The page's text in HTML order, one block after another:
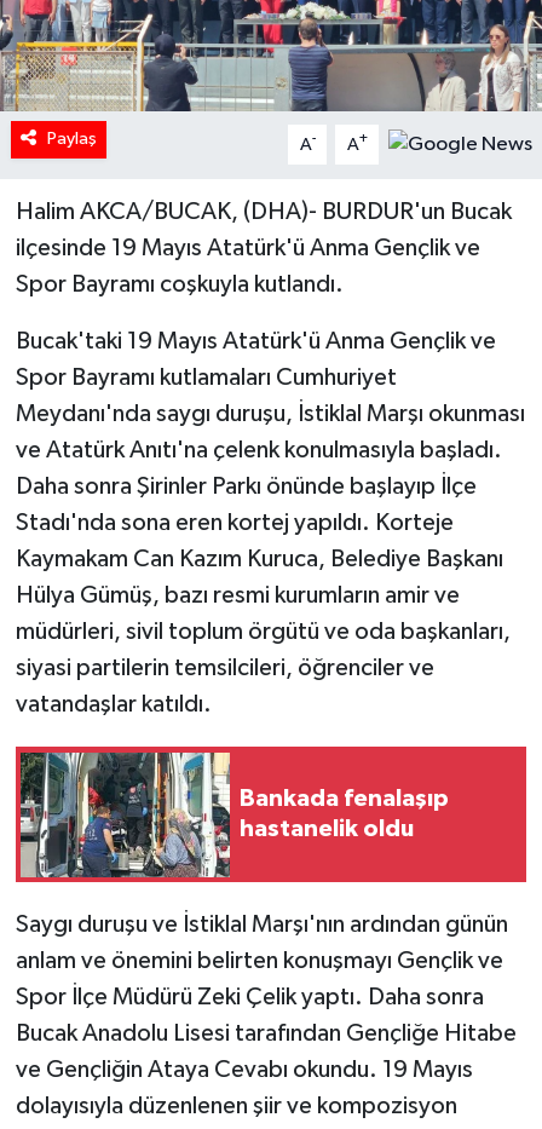
Paylaş A- A+
Halim AKCA/BUCAK, (DHA)- BURDUR'un Bucak
ilçesinde 19 Mayıs Atatürk'ü Anma Gençlik ve
Spor Bayramı coşkuyla kutlandı.
Bucak'taki 19 Mayıs Atatürk'ü Anma Gençlik ve
Spor Bayramı kutlamaları Cumhuriyet
Meydanı'nda saygı duruşu, İstiklal Marşı okunması
ve Atatürk Anıtı'na çelenk konulmasıyla başladı.
Daha sonra Şirinler Parkı önünde başlayıp İlçe
Stadı'nda sona eren kortej yapıldı. Korteje
Kaymakam Can Kazım Kuruca, Belediye Başkanı
Hülya Gümüş, bazı resmi kurumların amir ve
müdürleri, sivil toplum örgütü ve oda başkanları,
siyasi partilerin temsilcileri, öğrenciler ve
vatandaşlar katıldı.
Bankada fenalaşıp
hastanelik oldu
Saygı duruşu ve İstiklal Marşı'nın ardından günün
anlam ve önemini belirten konuşmayı Gençlik ve
Spor İlçe Müdürü Zeki Çelik yaptı. Daha sonra
Bucak Anadolu Lisesi tarafından Gençliğe Hitabe
ve Gençliğin Ataya Cevabı okundu. 19 Mayıs
dolayısıyla düzenlenen şiir ve kompozisyon